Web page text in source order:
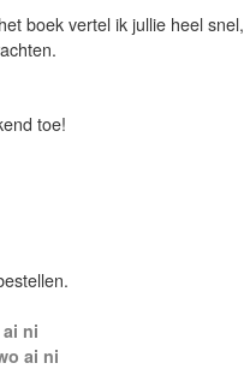
boek vertel ik jullie heel
toe!
ni
ai ni